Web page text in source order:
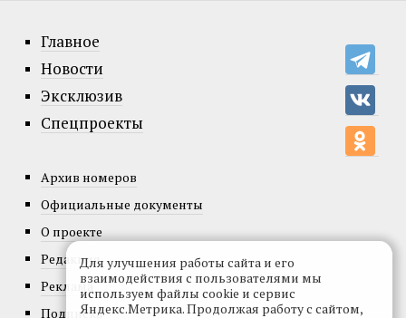
Главное
Новости
Эксклюзив
Спецпроекты
Архив номеров
Официальные документы
О проекте
Редакция
Реклама
Подписка
Для улучшения работы сайта и его
взаимодействия с пользователями мы
используем файлы cookie и сервис
Яндекс.Метрика. Продолжая работу с сайтом,